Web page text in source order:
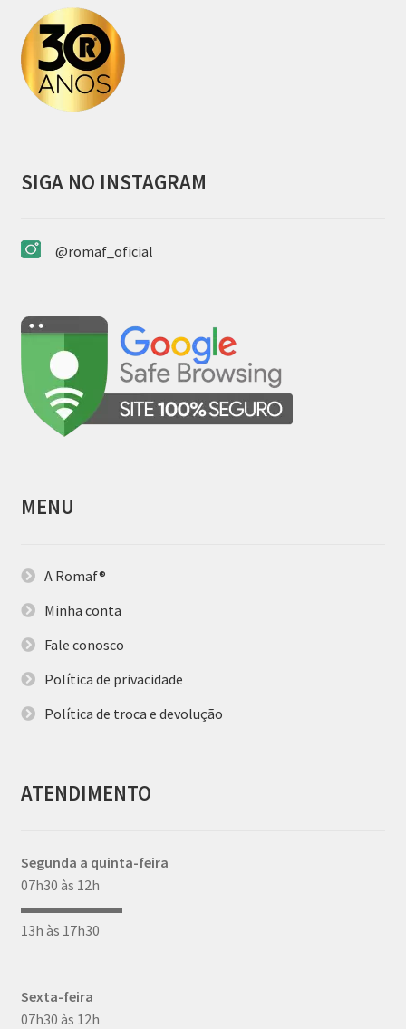
SIGA NO INSTAGRAM
@romaf_oficial
MENU
A Romaf®
Minha conta
Fale conosco
Política de privacidade
Política de troca e devolução
ATENDIMENTO
Segunda a quinta-feira
07h30 às 12h
▬▬▬▬▬▬▬
13h às 17h30
Sexta-feira
07h30 às 12h